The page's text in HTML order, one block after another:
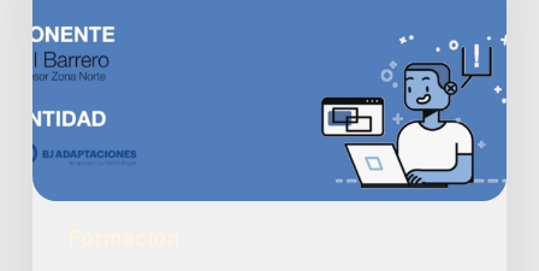
de
apoyo
la
autonomía
y